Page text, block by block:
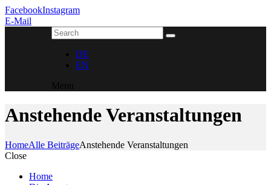
FacebookInstagram
E-Mail
DE
EN
Menu
Anstehende Veranstaltungen
HomeAlle BeiträgeAnstehende Veranstaltungen
Close
Home